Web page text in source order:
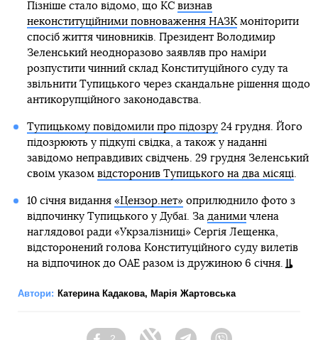
Пізніше стало відомо, що КС визнав
неконституційними повноваження НАЗКмоніторити
спосіб життя чиновників. Президент Володимир
Зеленський неодноразово заявляв про наміри
розпустити чинний склад Конституційного суду та
звільнити Тупицького через скандальне рішення щодо
антикорупційного законодавства.
Тупицькому повідомили про підозру24 грудня. Його
підозрюють у підкупі свідка, а також у наданні
завідомо неправдивих свідчень. 29 грудня Зеленський
своїм указом відсторонив Тупицького на два місяці.
10 січня видання «Цензор.нет»оприлюднило фото з
відпочинку Тупицького у Дубаї. За данимичлена
наглядової ради «Укрзалізниці» Сергія Лещенка,
відсторонений голова Конституційного суду вилетів
на відпочинок до ОАЕ разом із дружиною 6 січня.
Автори: Катерина Кадакова, Марія Жартовська